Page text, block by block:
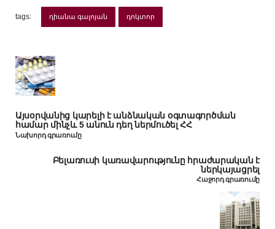
tags: դիանա գալոյան դոկտոր
Այսօրվանից կարելի է անձնական օգտագործման
համար մինչև 5 անուն դեղ ներմուծել ՀՀ
Նախորդ գրառումը
Բելառուսի կառավարությունը հրաժարական է
ներկայացրել
Հաջորդ գրառումը